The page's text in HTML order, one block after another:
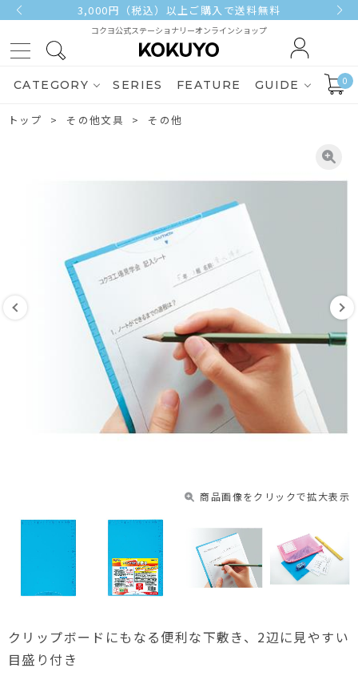
3,000円（税込）以上ご購入で送料無料
コクヨ公式ステーショナリーオンラインショップ
CATEGORY SERIES FEATURE GUIDE 0
トップ その他文具 その他
商品画像をクリックで拡大表示
クリップボードにもなる便利な下敷き、2辺に見やすい
目盛り付き